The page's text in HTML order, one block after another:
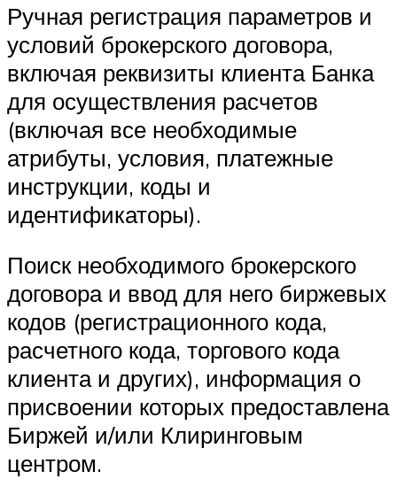
Ручная регистрация параметров и
условий брокерского договора,
включая реквизиты клиента Банка
для осуществления расчетов
(включая все необходимые
атрибуты, условия, платежные
инструкции, коды и
идентификаторы).
Поиск необходимого брокерского
договора и ввод для него биржевых
кодов (регистрационного кода,
расчетного кода, торгового кода
клиента и других), информация о
присвоении которых предоставлена
Биржей и/или Клиринговым
центром.